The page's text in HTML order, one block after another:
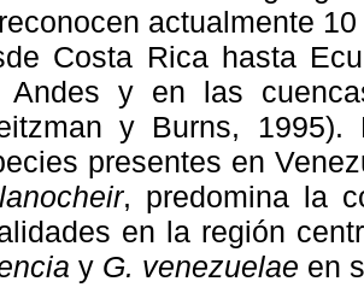
actualmente
Costa Rica hasta
Andes y en las
y Burns,
presentes en
, predomina la
en la región
y G. venezuelae en